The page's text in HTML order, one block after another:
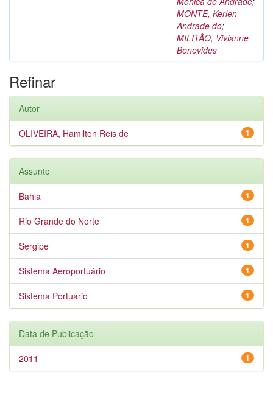
MONTE, Kerlen
Andrade do;
MILITÃO, Vivianne
Benevides
Refinar
Autor
1
OLIVEIRA, Hamilton Reis de
Assunto
1
Bahia
1
Rio Grande do Norte
1
Sergipe
1
Sistema Aeroportuário
1
Sistema Portuário
Data de Publicação
1
2011